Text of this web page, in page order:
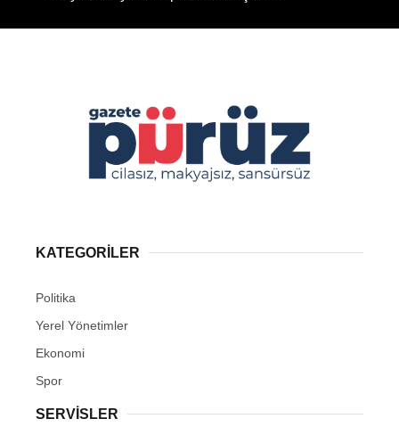
Instagram
Youtube
KATEGORİLER
Politika
Yerel Yönetimler
Ekonomi
Spor
SERVİSLER